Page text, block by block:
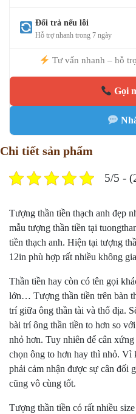
Đổi trả nếu lỗi
Hỗ trợ nhanh trong 7 ngày
Tư vấn nhanh – hỗ
Gọi
Chi tiết sản phẩm
5/5 -
Tượng thần tiền thạch anh đẹp
mẫu tượng thần tiền tại
tiền thạch anh. Hiện tại tượng
12in phù hợp rất nhiều không
Thần tiền hay còn có tên gọi
lớn… Tượng thần tiền trên bàn
trí giữa ông thần tài và thổ địa.
bài trí ông thần tiền to hơn so
nhỏ hơn. Tuy nhiên để cân
chọn ông to hơn hay thì nhỏ. Vì
phải cảm nhận được sự cân đối
cũng vô cùng tốt.
Tượng thần tiền có rất nhiều